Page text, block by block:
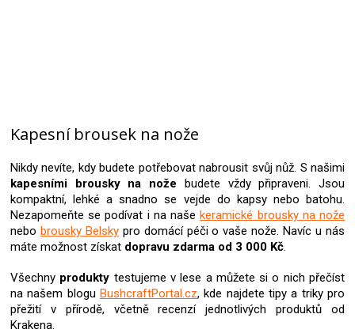
Kapesní brousek na nože
Nikdy nevíte, kdy budete potřebovat nabrousit svůj nůž. S našimi
kapesními brousky na nože budete vždy připraveni. Jsou
kompaktní, lehké a snadno se vejde do kapsy nebo batohu.
Nezapomeňte se podívat i na našekeramické brousky na nože
nebo brousky Belskypro domácí péči o vaše nože. Navíc u nás
máte možnost získat dopravu zdarma od 3 000 Kč.
Všechny produkty testujeme v lese a můžete si o nich přečíst
na našem blogu BushcraftPortal.cz, kde najdete tipy a triky pro
přežití v přírodě, včetně recenzí jednotlivých produktů od
Krakena.